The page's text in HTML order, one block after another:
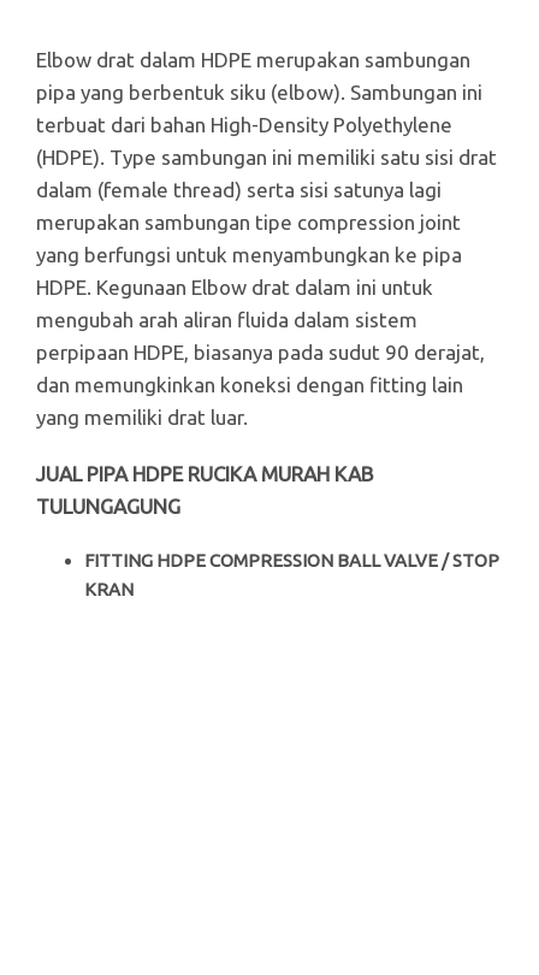
Elbow drat dalam HDPE merupakan sambungan
pipa yang berbentuk siku (elbow). Sambungan ini
terbuat dari bahan High-Density Polyethylene
(HDPE). Type sambungan ini memiliki satu sisi drat
dalam (female thread) serta sisi satunya lagi
merupakan sambungan tipe compression joint
yang berfungsi untuk menyambungkan ke pipa
HDPE. Kegunaan Elbow drat dalam ini untuk
mengubah arah aliran fluida dalam sistem
perpipaan HDPE, biasanya pada sudut 90 derajat,
dan memungkinkan koneksi dengan fitting lain
yang memiliki drat luar.
JUAL PIPA HDPE RUCIKA MURAH KAB
TULUNGAGUNG
FITTING HDPE COMPRESSION BALL VALVE / STOP
KRAN